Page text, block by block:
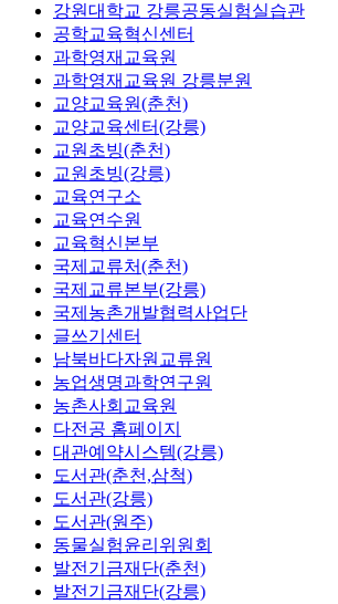
강원대학교 강릉공동실험실습관
공학교육혁신센터
과학영재교육원
과학영재교육원 강릉분원
교양교육원(춘천)
교양교육센터(강릉)
교원초빙(춘천)
교원초빙(강릉)
교육연구소
교육연수원
교육혁신본부
국제교류처(춘천)
국제교류본부(강릉)
국제농촌개발협력사업단
글쓰기센터
남북바다자원교류원
농업생명과학연구원
농촌사회교육원
다전공 홈페이지
대관예약시스템(강릉)
도서관(춘천,삼척)
도서관(강릉)
도서관(원주)
동물실험윤리위원회
발전기금재단(춘천)
발전기금재단(강릉)